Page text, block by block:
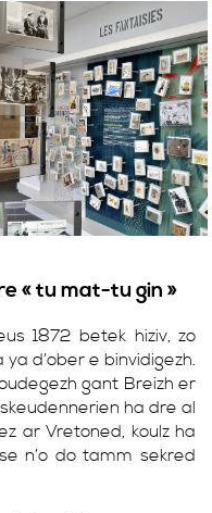
« tu mat-tu gin »
1872 betek hiziv, zo
d’ober e binvidigezh.
gant Breizh er
ha dre al
ar Vretoned, koulz ha
n’o do tamm sekred